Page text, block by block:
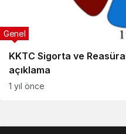
KKTC Sigorta ve
açıklama
Genel
1 yıl önce